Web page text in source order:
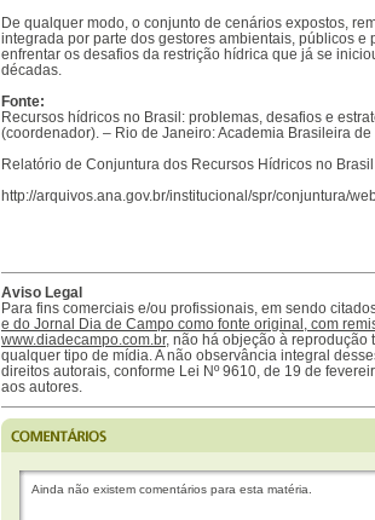
De qualquer modo, o conjunto de cenários expostos,
integrada por parte dos gestores ambientais, públicos e
enfrentar os desafios da restrição hídrica que já se
décadas.
Fonte:
Recursos hídricos no Brasil: problemas, desafios e
(coordenador). – Rio de Janeiro: Academia Brasileira
Relatório de Conjuntura dos Recursos Hídricos no
http://arquivos.ana.gov.br/institucional/spr/conjuntura/
Aviso Legal
Para fins comerciais e/ou profissionais, em sendo
e do Jornal Dia de Campo como fonte original, com
www.diadecampo.com.br, não há objeção à reprodução
qualquer tipo de mídia. A não observância integral
direitos autorais, conforme Lei Nº 9610, de 19 de
aos autores.
Ainda não existem comentários para esta matéria.